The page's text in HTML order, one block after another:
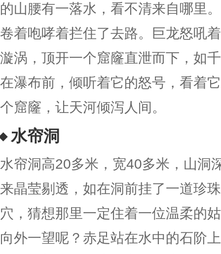
的山腰有一落水，看不清来自哪里
卷着咆哮着拦住了去路。巨龙怒吼
漩涡，顶开一个窟窿直泄而下，如
在瀑布前，倾听着它的怒号，看着
个窟窿，让天河倾泻人间。
水帘洞
水帘洞高20多米，宽40多米，山洞
来晶莹剔透，如在洞前挂了一道珍
穴，猜想那里一定住着一位温柔的
向外一望呢？赤足站在水中的石阶